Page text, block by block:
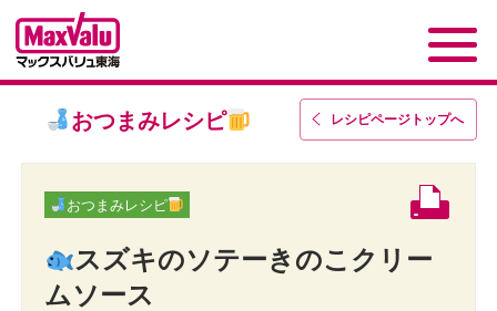
レシピページトップへ
おつまみレシピ
おつまみレシピ
スズキのソテーきのこクリー
ムソース